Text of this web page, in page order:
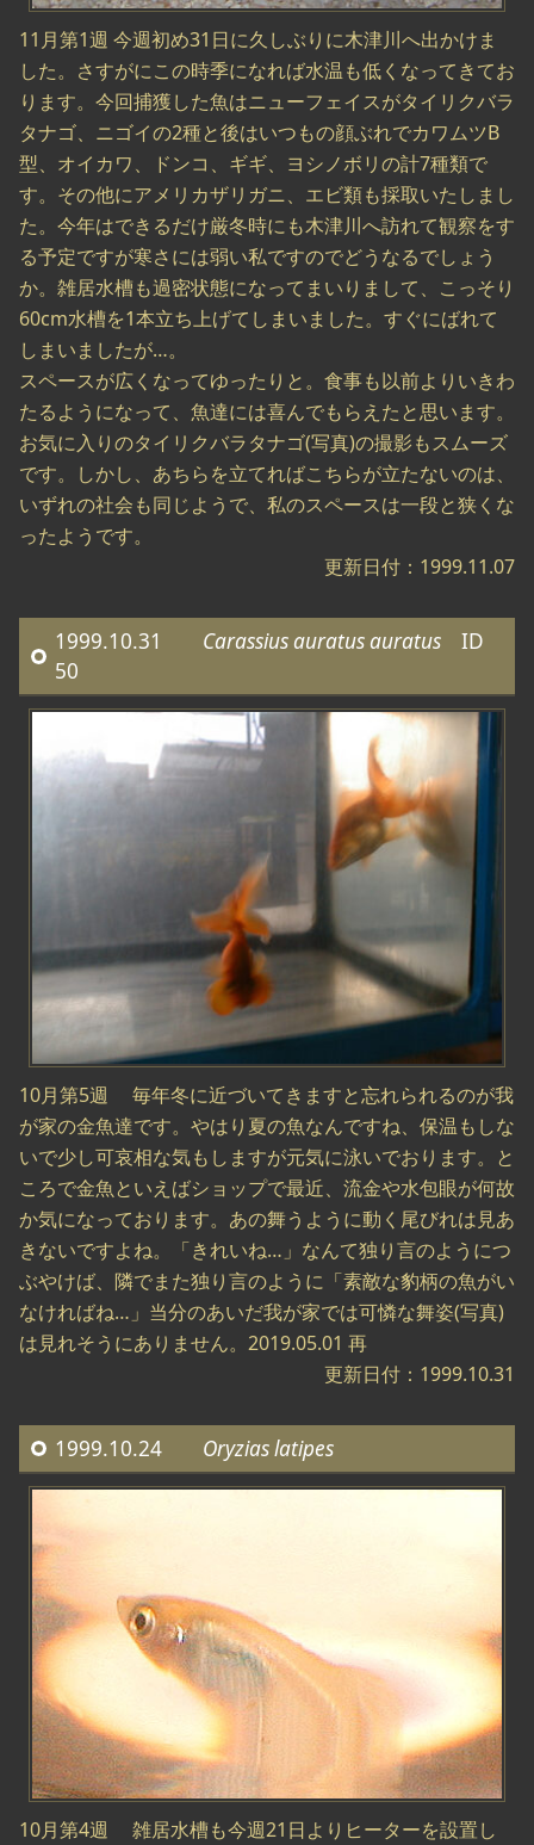
11月第1週 今週初め31日に久しぶりに木津川へ出かけま
した。さすがにこの時季になれば水温も低くなってきてお
ります。今回捕獲した魚はニューフェイスがタイリクバラ
タナゴ、ニゴイの2種と後はいつもの顔ぶれでカワムツB
型、オイカワ、ドンコ、ギギ、ヨシノボリの計7種類で
す。その他にアメリカザリガニ、エビ類も採取いたしまし
た。今年はできるだけ厳冬時にも木津川へ訪れて観察をす
る予定ですが寒さには弱い私ですのでどうなるでしょう
か。雑居水槽も過密状態になってまいりまして、こっそり
60cm水槽を1本立ち上げてしまいました。すぐにばれて
しまいましたが…。
スペースが広くなってゆったりと。食事も以前よりいきわ
たるようになって、魚達には喜んでもらえたと思います。
お気に入りのタイリクバラタナゴ(写真)の撮影もスムーズ
です。しかし、あちらを立てればこちらが立たないのは、
いずれの社会も同じようで、私のスペースは一段と狭くな
ったようです。
更新日付：1999.11.07
1999.10.31 Carassius auratus auratus ID
50
10月第5週 毎年冬に近づいてきますと忘れられるのが我
が家の金魚達です。やはり夏の魚なんですね、保温もしな
いで少し可哀相な気もしますが元気に泳いでおります。と
ころで金魚といえばショップで最近、流金や水包眼が何故
か気になっております。あの舞うように動く尾びれは見あ
きないですよね。「きれいね…」なんて独り言のようにつ
ぶやけば、隣でまた独り言のように「素敵な豹柄の魚がい
なければね…」当分のあいだ我が家では可憐な舞姿(写真)
は見れそうにありません。2019.05.01 再
更新日付：1999.10.31
1999.10.24 Oryzias latipes
10月第4週 雑居水槽も今週21日よりヒーターを設置し